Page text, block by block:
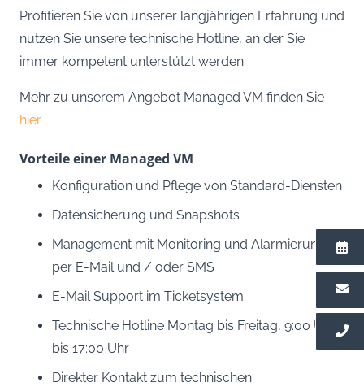
Profitieren Sie von unserer langjährigen Erfahrung und
nutzen Sie unsere technische Hotline, an der Sie
immer kompetent unterstützt werden.
Mehr zu unserem Angebot Managed VM finden Sie
hier.
Vorteile einer Managed VM
Konfiguration und Pflege von Standard-Diensten
Datensicherung und Snapshots
Management mit Monitoring und Alarmierung
per E-Mail und / oder SMS
E-Mail Support im Ticketsystem
Technische Hotline Montag bis Freitag, 9:00 Uhr
bis 17:00 Uhr
Direkter Kontakt zum technischen